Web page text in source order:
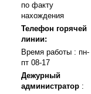
по факту
нахождения
Телефон горячей
линии:
Время работы : пн-
пт 08-17
Дежурный
администратор :